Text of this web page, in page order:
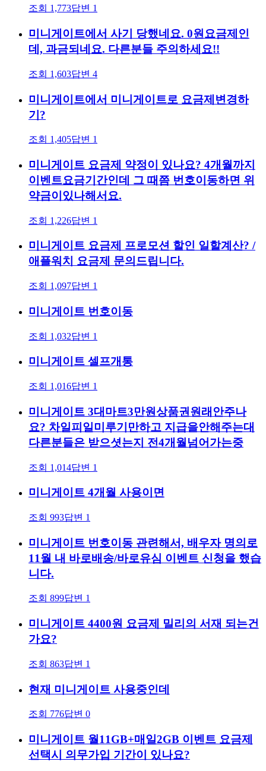
조회 1,773답변 1
미니게이트에서 사기 당했네요. 0원요금제인
데, 과금되네요. 다른분들 주의하세요!!
조회 1,603답변 4
미니게이트에서 미니게이트로 요금제변경하
기?
조회 1,405답변 1
미니게이트 요금제 약정이 있나요? 4개월까지
이벤트요금기간인데 그 때쯤 번호이동하면 위
약금이있나해서요.
조회 1,226답변 1
미니게이트 요금제 프로모션 할인 일할계산? /
애플워치 요금제 문의드립니다.
조회 1,097답변 1
미니게이트 번호이동
조회 1,032답변 1
미니게이트 셀프개통
조회 1,016답변 1
미니게이트 3대마트3만원상품권원래안주나
요? 차일피일미루기만하고 지급을안해주는대
다른분들은 받으셧는지 전4개월넘어가는중
조회 1,014답변 1
미니게이트 4개월 사용이면
조회 993답변 1
미니게이트 번호이동 관련해서, 배우자 명의로
11월 내 바로배송/바로유심 이벤트 신청을 했습
니다.
조회 899답변 1
미니게이트 4400원 요금제 밀리의 서재 되는건
가요?
조회 863답변 1
현재 미니게이트 사용중인데
조회 776답변 0
미니게이트 월11GB+매일2GB 이벤트 요금제
선택시 의무가입 기간이 있나요?